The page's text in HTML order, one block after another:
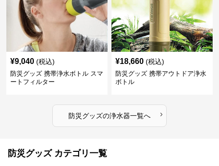
¥9,040 (税込)
防災グッズ 携帯浄水ボトル スマ
ートフィルター
¥18,660 (税込)
防災グッズ 携帯アウトドア浄水
ボトル
防災グッズの浄水器一覧へ ›
防災グッズ カテゴリ一覧